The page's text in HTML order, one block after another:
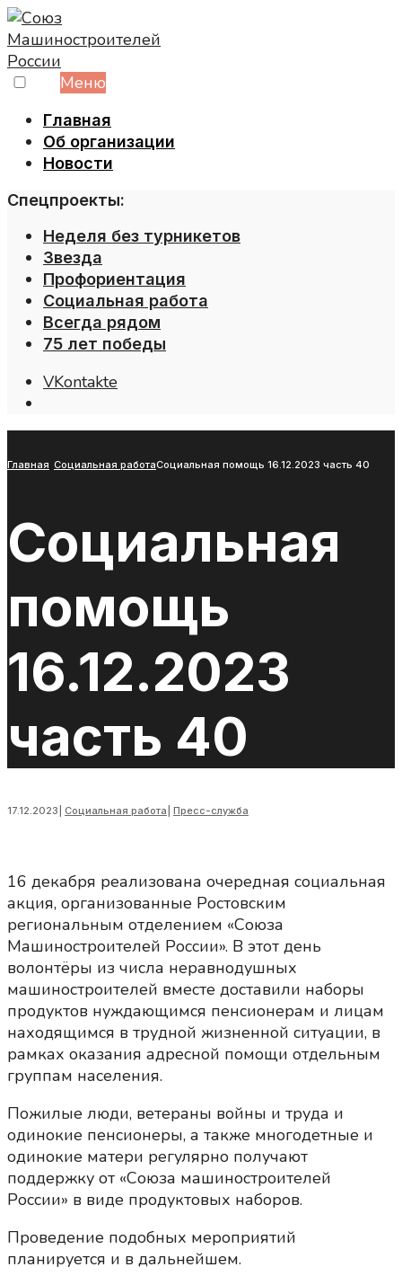
Skip
to
content
Меню
Главная
Об организации
Новости
Спецпроекты:
Неделя без турникетов
Звезда
Профориентация
Социальная работа
Всегда рядом
75 лет победы
VKontakte
Главная Социальная работаСоциальная помощь 16.12.2023 часть 40
Социальная
помощь
16.12.2023
часть 40
17.12.2023 Социальная работа Пресс-служба
16 декабря реализована очередная социальная
акция, организованные Ростовским
региональным отделением «Союза
Машиностроителей России». В этот день
волонтёры из числа неравнодушных
машиностроителей вместе доставили наборы
продуктов нуждающимся пенсионерам и лицам
находящимся в трудной жизненной ситуации, в
рамках оказания адресной помощи отдельным
группам населения.
Пожилые люди, ветераны войны и труда и
одинокие пенсионеры, а также многодетные и
одинокие матери регулярно получают
поддержку от «Союза машиностроителей
России» в виде продуктовых наборов.
Проведение подобных мероприятий
планируется и в дальнейшем.